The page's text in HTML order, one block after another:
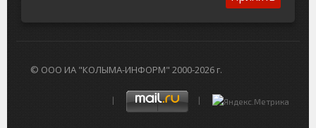
© ООО ИА "КОЛЫМА-ИНФОРМ" 2000-2026 г.